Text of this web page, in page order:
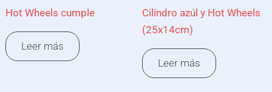
Hot Wheels cumple
Leer más
Cilíndro azúl y Hot Wheels
(25x14cm)
Leer más